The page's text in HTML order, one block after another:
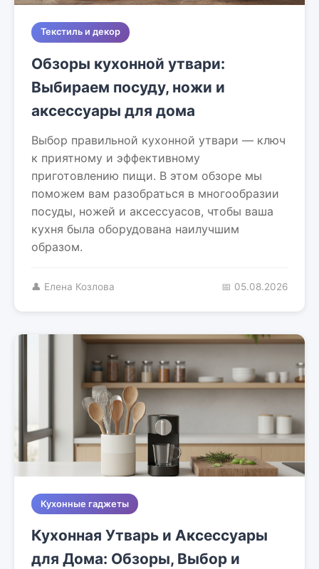
Текстиль и декор
Обзоры кухонной утвари:
Выбираем посуду, ножи и
аксессуары для дома
Выбор правильной кухонной утвари — ключ
к приятному и эффективному
приготовлению пищи. В этом обзоре мы
поможем вам разобраться в многообразии
посуды, ножей и аксессуасов, чтобы ваша
кухня была оборудована наилучшим
образом.
👤 Елена Козлова 📅 05.08.2026
Кухонные гаджеты
Кухонная Утварь и Аксессуары
для Дома: Обзоры, Выбор и